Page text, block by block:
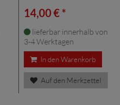
14,00 € *
lieferbar innerhalb von
3-4 Werktagen
In den Warenkorb
Auf den Merkzettel